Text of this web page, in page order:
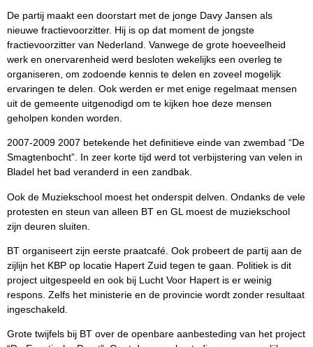
De partij maakt een doorstart met de jonge Davy Jansen als
nieuwe fractievoorzitter. Hij is op dat moment de jongste
fractievoorzitter van Nederland. Vanwege de grote hoeveelheid
werk en onervarenheid werd besloten wekelijks een overleg te
organiseren, om zodoende kennis te delen en zoveel mogelijk
ervaringen te delen. Ook werden er met enige regelmaat mensen
uit de gemeente uitgenodigd om te kijken hoe deze mensen
geholpen konden worden.
2007-2009 2007 betekende het definitieve einde van zwembad “De
Smagtenbocht”. In zeer korte tijd werd tot verbijstering van velen in
Bladel het bad veranderd in een zandbak.
Ook de Muziekschool moest het onderspit delven. Ondanks de vele
protesten en steun van alleen BT en GL moest de muziekschool
zijn deuren sluiten.
BT organiseert zijn eerste praatcafé. Ook probeert de partij aan de
zijlijn het KBP op locatie Hapert Zuid tegen te gaan. Politiek is dit
project uitgespeeld en ook bij Lucht Voor Hapert is er weinig
respons. Zelfs het ministerie en de provincie wordt zonder resultaat
ingeschakeld.
Grote twijfels bij BT over de openbare aanbesteding van het project